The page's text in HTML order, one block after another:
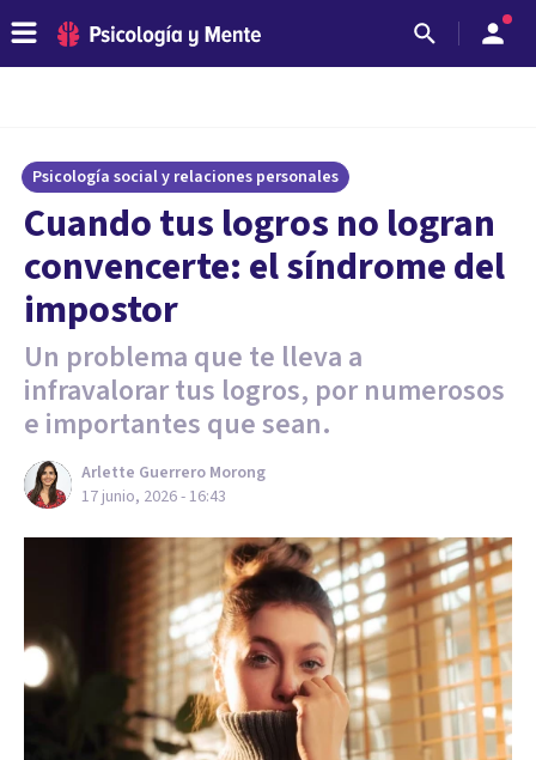
Psicología social y relaciones personales
Cuando tus logros no logran
convencerte: el síndrome del
impostor
Un problema que te lleva a
infravalorar tus logros, por numerosos
e importantes que sean.
Arlette Guerrero Morong
17 junio, 2026 - 16:43